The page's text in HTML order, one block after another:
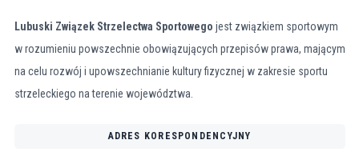
Lubuski Związek Strzelectwa Sportowego jest związkiem sportowym
w rozumieniu powszechnie obowiązujących przepisów prawa, mającym
na celu rozwój i upowszechnianie kultury fizycznej w zakresie sportu
strzeleckiego na terenie województwa.
ADRES KORESPONDENCYJNY